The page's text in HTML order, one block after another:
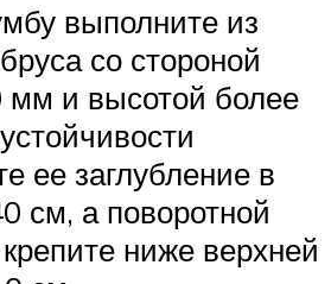
выполните из
со стороной
мм и высотой более
ее заглубление в
см, а поворотной
ниже верхней